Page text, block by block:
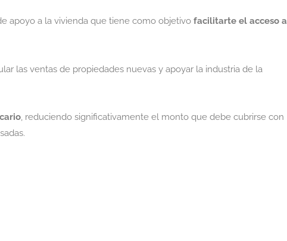
apoyo a la vivienda que tiene como objetivo facilitarte el acceso a
las ventas de propiedades nuevas y apoyar la industria de la
, reduciendo significativamente el monto que debe cubrirse con